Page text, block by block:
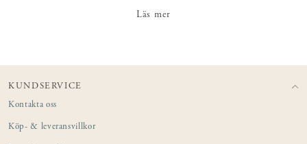
motsatt längtan efter förändring och förnyelse. Norrgavel har alltid
Läs mer
KUNDSERVICE
Kontakta oss
Köp- & leveransvillkor